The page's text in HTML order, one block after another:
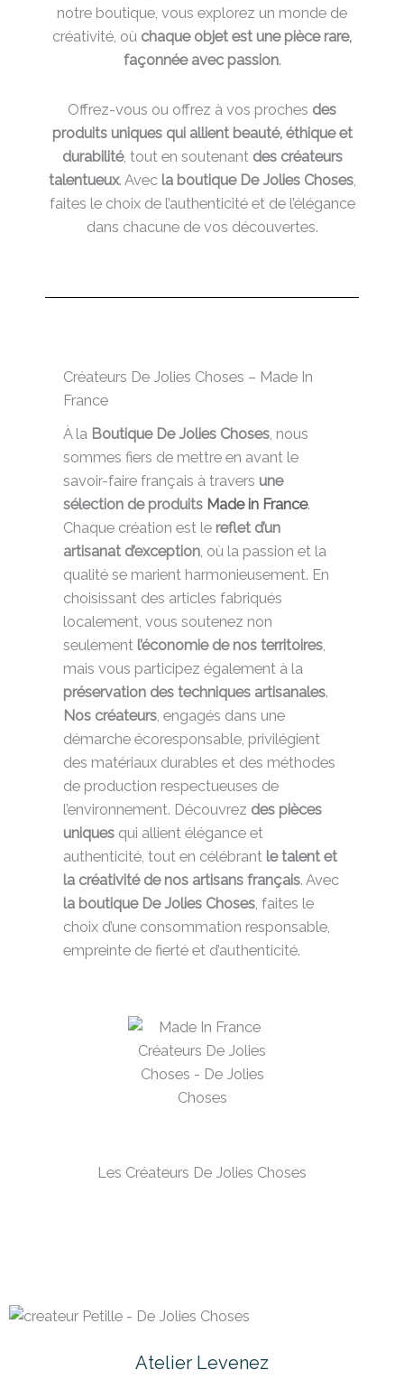
notre boutique, vous explorez un monde de
créativité, où chaque objet est une pièce rare,
façonnée avec passion.
Offrez-vous ou offrez à vos proches des
produits uniques qui allient beauté, éthique et
durabilité, tout en soutenant des créateurs
talentueux. Avec la boutique De Jolies Choses,
faites le choix de l’authenticité et de l’élégance
dans chacune de vos découvertes.
Créateurs De Jolies Choses – Made In
France
À la Boutique De Jolies Choses, nous
sommes fiers de mettre en avant le
savoir-faire français à travers une
sélection de produits Made in France.
Chaque création est le reflet d’un
artisanat d’exception, où la passion et la
qualité se marient harmonieusement. En
choisissant des articles fabriqués
localement, vous soutenez non
seulement l’économie de nos territoires,
mais vous participez également à la
préservation des techniques artisanales.
Nos créateurs, engagés dans une
démarche écoresponsable, privilégient
des matériaux durables et des méthodes
de production respectueuses de
l’environnement. Découvrez des pièces
uniques qui allient élégance et
authenticité, tout en célébrant le talent et
la créativité de nos artisans français. Avec
la boutique De Jolies Choses, faites le
choix d’une consommation responsable,
empreinte de fierté et d’authenticité.
Les Créateurs De Jolies Choses
Atelier Levenez